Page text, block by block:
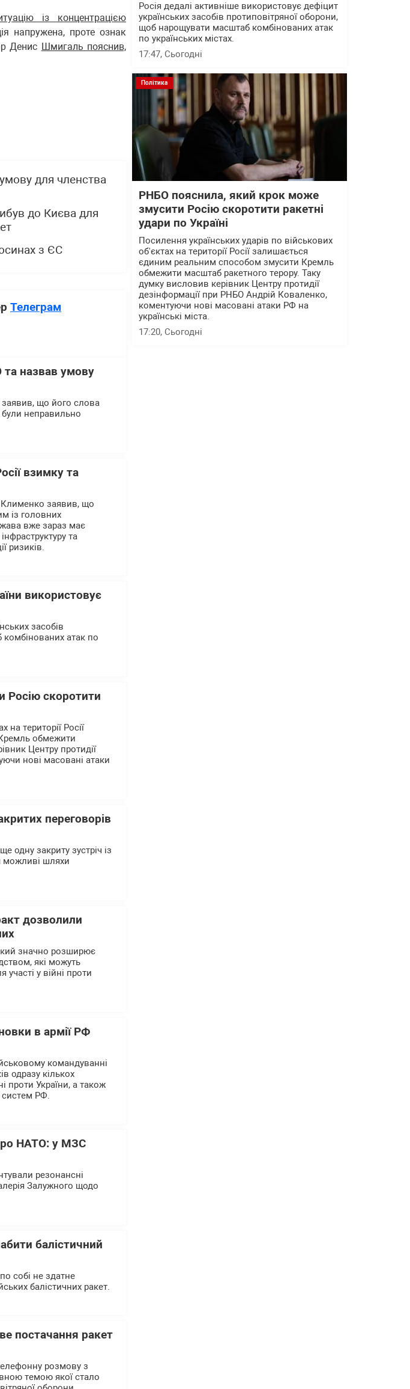
із концентрацією
напружена, проте ознак
Денис Шмигаль пояснив,
для членства
до Києва для
з ЄС
Телеграм
назвав умову
заявив, що його слова
були неправильно
взимку та
Клименко заявив, що
із головних
вже зараз має
та
ризиків.
використовує
засобів
атак по
Росію скоротити
на території Росії
обмежити
Центру протидії
нові масовані атаки
переговорів
одну закриту зустріч із
можливі шляхи
дозволили
значно розширює
які можуть
у війні проти
в армії РФ
командуванні
одразу кількох
проти України, а також
систем РФ.
НАТО: у МЗС
резонансні
Залужного щодо
балістичний
собі не здатне
балістичних ракет.
постачання ракет
розмову з
темою якої стало
Росія дедалі активніше використовує дефіцит
українських засобів протиповітряної оборони,
щоб нарощувати масштаб комбінованих атак
по українських містах.
17:47, Сьогодні
Політика
РНБО пояснила, який крок може
змусити Росію скоротити ракетні
удари по Україні
Посилення українських ударів по військових
об'єктах на території Росії залишається
єдиним реальним способом змусити Кремль
обмежити масштаб ракетного терору. Таку
думку висловив керівник Центру протидії
дезінформації при РНБО Андрій Коваленко,
коментуючи нові масовані атаки РФ на
українські міста.
17:20, Сьогодні